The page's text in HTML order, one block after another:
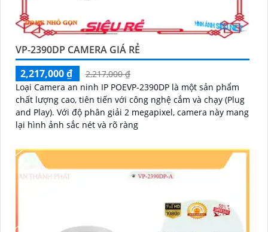
VP-2390DP CAMERA GIÁ RẺ
2,217,000 ₫
2,217,000 ₫
Loại Camera an ninh IP POEVP-2390DP là một sản phẩm
chất lượng cao, tiên tiến với công nghệ cắm và chạy (Plug
and Play). Với độ phân giải 2 megapixel, camera này mang
lại hình ảnh sắc nét và rõ ràng